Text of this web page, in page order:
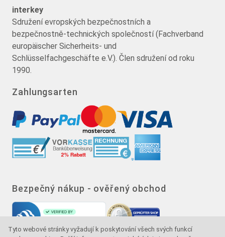
Tyto webové stránky vyžadují k poskytování všech svých funkcí
interkey
Sdružení evropských bezpečnostních a
bezpečnostně-technických společností (Fachverband
europäischer Sicherheits- und
Schlüsselfachgeschäfte e.V.). Člen sdružení od roku
1990.
Zahlungsarten
Bezpečný nákup - ověřený obchod